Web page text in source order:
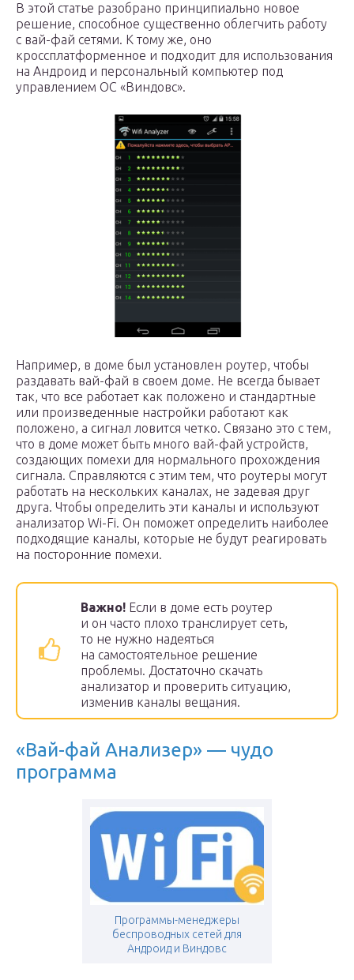
В этой статье разобрано принципиально новое
решение, способное существенно облегчить работу
с вай-фай сетями. К тому же, оно
кроссплатформенное и подходит для использования
на Андроид и персональный компьютер под
управлением ОС «Виндовс».
Например, в доме был установлен роутер, чтобы
раздавать вай-фай в своем доме. Не всегда бывает
так, что все работает как положено и стандартные
или произведенные настройки работают как
положено, а сигнал ловится четко. Связано это с тем,
что в доме может быть много вай-фай устройств,
создающих помехи для нормального прохождения
сигнала. Справляются с этим тем, что роутеры могут
работать на нескольких каналах, не задевая друг
друга. Чтобы определить эти каналы и используют
анализатор Wi-Fi. Он поможет определить наиболее
подходящие каналы, которые не будут реагировать
на посторонние помехи.
Важно! Если в доме есть роутер
и он часто плохо транслирует сеть,
то не нужно надеяться
на самостоятельное решение
проблемы. Достаточно скачать
анализатор и проверить ситуацию,
изменив каналы вещания.
«Вай-фай Анализер» — чудо
программа
Программы-менеджеры
беспроводных сетей для
Андроид и Виндовс